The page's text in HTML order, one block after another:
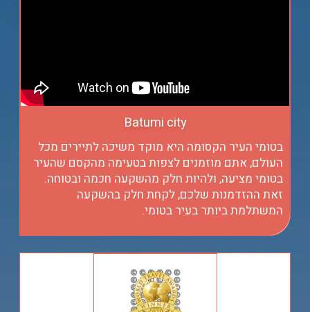
Batumi city
בטומי העיר הקסומה היא מוקד משיכה לתיירים מכל
העולם, אתם מוזמנים לצפות בטעימה מהקסם שהעיר
בטומי מציעה, ולהיות חלק מהשקעה חכמה ובטוחה.
זאת ההזדמנות שלכם, לקחת חלק בהשקעה
המשתלמת ביותר בעיר בטומי.